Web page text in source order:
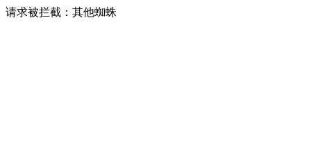
请求被拦截：其他蜘蛛